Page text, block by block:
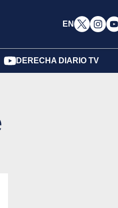
EN
DERECHA DIARIO TV